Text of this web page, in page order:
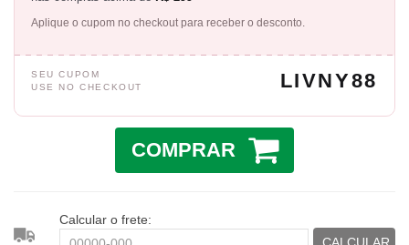
Aplique o cupom no checkout para receber o desconto.
SEU CUPOM
USE NO CHECKOUT
LIVNY88
COMPRAR
Calcular o frete: